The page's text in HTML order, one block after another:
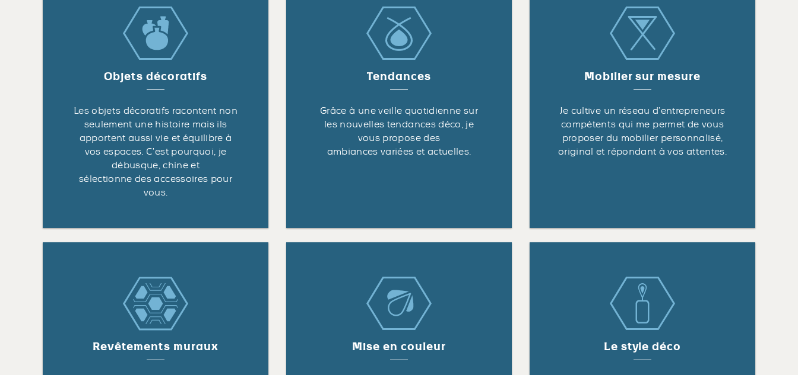
Objets décoratifs
Les objets décoratifs racontent non
seulement une histoire mais ils
apportent aussi vie et équilibre à
vos espaces. C’est pourquoi, je
débusque, chine et
sélectionne des accessoires pour
vous.
Tendances
Grâce à une veille quotidienne sur
les nouvelles tendances déco, je
vous propose des
ambiances variées et actuelles.
Mobilier sur mesure
Je cultive un réseau d’entrepreneurs
compétents qui me permet de vous
proposer du mobilier personnalisé,
original et répondant à vos attentes.
Revêtements muraux Mise en couleur Le style déco